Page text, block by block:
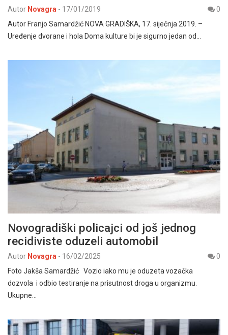
Autor Novagra - 17/01/2019
0
Autor Franjo Samardžić NOVA GRADIŠKA, 17. siječnja 2019. –
Uređenje dvorane i hola Doma kulture bi je sigurno jedan od…
Novogradiški policajci od još jednog
recidiviste oduzeli automobil
Autor Novagra - 16/02/2025
0
Foto Jakša Samardžić Vozio iako mu je oduzeta vozačka
dozvola i odbio testiranje na prisutnost droga u organizmu.
Ukupne…